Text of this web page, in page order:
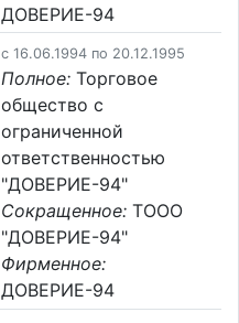
ДОВЕРИЕ-94
c 16.06.1994 по 20.12.1995
Полное: Торговое
общество с
ограниченной
ответственностью
"ДОВЕРИЕ-94"
Сокращенное: ТООО
"ДОВЕРИЕ-94"
Фирменное:
ДОВЕРИЕ-94